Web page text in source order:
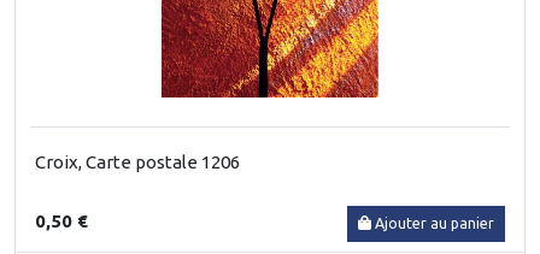
Croix, Carte postale 1206
0,50 € Ajouter au panier